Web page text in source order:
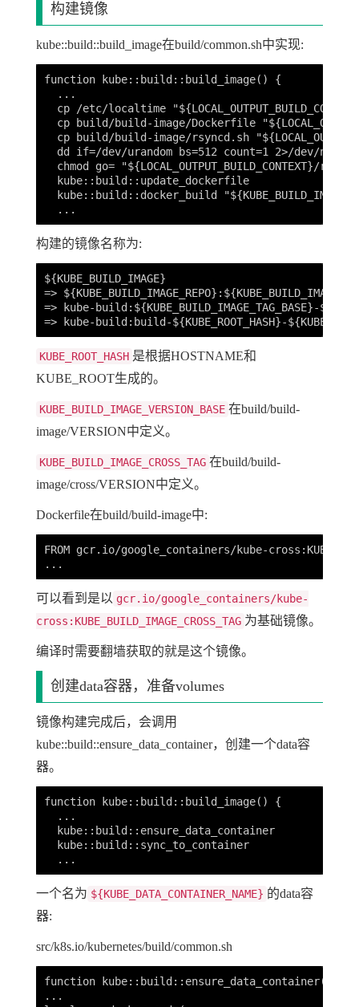
构建镜像
kube::build::build_image在build/common.sh中实现:
function kube::build::build_image() {
  ...
cp /etc/localtime
cp build/build-image/Dockerfile
cp build/build-image/rsyncd.sh
dd if=/dev/urandom bs=512 count=1 2>/dev/null
chmod go= "${LOCAL_OUTPUT_BUILD_CONTEXT}/
  kube::build::update_dockerfile
kube::build::docker_build
构建的镜像名称为:
${KUBE_BUILD_IMAGE}
=>
=> kube-build:${KUBE_BUILD_IMAGE_TAG_BASE}-
KUBE_ROOT_HASH 是根据HOSTNAME和
KUBE_ROOT生成的。
KUBE_BUILD_IMAGE_VERSION_BASE 在build/build-
image/VERSION中定义。
KUBE_BUILD_IMAGE_CROSS_TAG 在build/build-
image/cross/VERSION中定义。
Dockerfile在build/build-image中:
FROM gcr.io/google_containers/kube-
可以看到是以 gcr.io/google_containers/kube-
cross:KUBE_BUILD_IMAGE_CROSS_TAG 为基础镜像。
编译时需要翻墙获取的就是这个镜像。
创建data容器，准备volumes
镜像构建完成后，会调用
kube::build::ensure_data_container，创建一个data容
器。
function kube::build::build_image() {
  ...
  kube::build::ensure_data_container
  kube::build::sync_to_container
一个名为 ${KUBE_DATA_CONTAINER_NAME} 的data容
器:
src/k8s.io/kubernetes/build/common.sh
function kube::build::ensure_data_container() {
...